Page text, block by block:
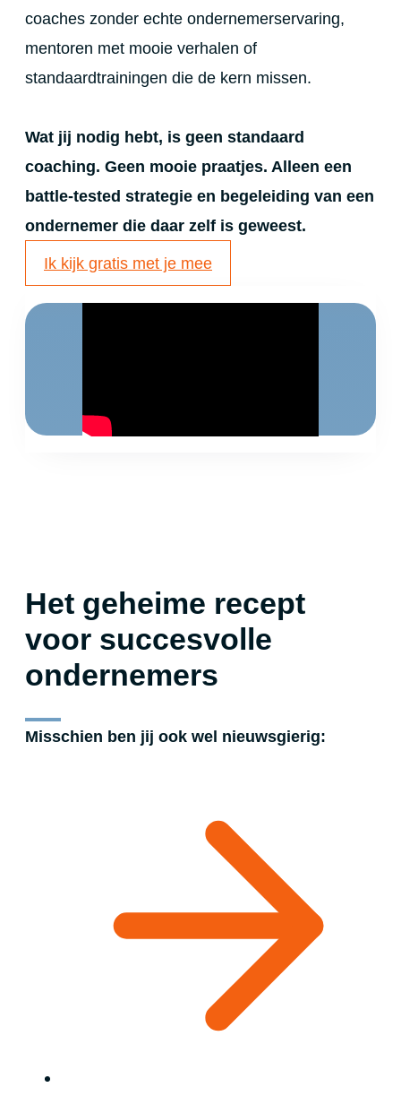
coaches zonder echte ondernemerservaring,
mentoren met mooie verhalen of
standaardtrainingen die de kern missen.
Wat jij nodig hebt, is geen standaard
coaching. Geen mooie praatjes. Alleen een
battle-tested strategie en begeleiding van een
ondernemer die daar zelf is geweest.
Ik kijk gratis met je mee
Het geheime recept
voor succesvolle
ondernemers
Misschien ben jij ook wel nieuwsgierig: